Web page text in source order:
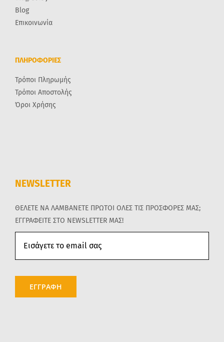
Blog
Επικοινωνία
ΠΛΗΡΟΦΟΡΙΕΣ
Τρόποι Πληρωμής
Τρόποι Αποστολής
Όροι Χρήσης
NEWSLETTER
ΘΕΛΕΤΕ ΝΑ ΛΑΜΒΑΝΕΤΕ ΠΡΩΤΟΙ ΟΛΕΣ ΤΙΣ ΠΡΟΣΦΟΡΕΣ ΜΑΣ;
ΕΓΓΡΑΦΕΙΤΕ ΣΤΟ NEWSLETTER ΜΑΣ!
ΕΓΓΡΑΦΗ